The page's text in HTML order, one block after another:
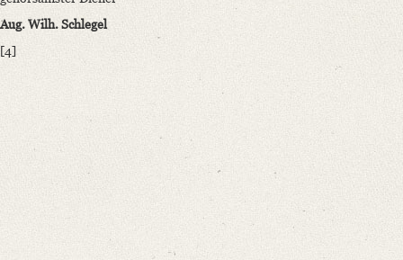
Aug. Wilh. Schlegel
[4]